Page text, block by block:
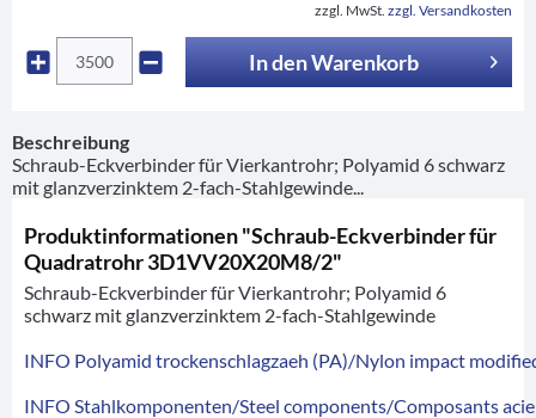
zzgl. MwSt. zzgl. Versandkosten
In denWarenkorb
Beschreibung
Schraub-Eckverbinder für Vierkantrohr; Polyamid 6 schwarz
mit glanzverzinktem 2-fach-Stahlgewinde...
Produktinformationen "Schraub-Eckverbinder für
Quadratrohr 3D1VV20X20M8/2"
Schraub-Eckverbinder für Vierkantrohr; Polyamid 6
schwarz mit glanzverzinktem 2-fach-Stahlgewinde
INFO Polyamid trockenschlagzaeh (PA)/Nylon impact
INFO Stahlkomponenten/Steel components/Composants